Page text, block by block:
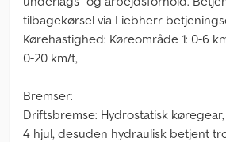
tilbagekørsel via Liebherr-
Kørehastighed: Køreområde 1: 0-6
0-20 km/t,
Bremser:
Driftsbremse: Hydrostatisk
4 hjul, desuden hydraulisk betjent